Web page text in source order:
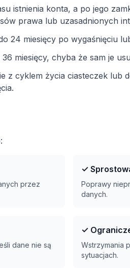
istnienia konta, a po jego
prawa lub uzasadnionych
24 miesięcy po wygaśnięciu
36 miesięcy, chyba że sam je
z cyklem życia ciasteczek lub
przez
✓
Poprawy
danych.
dane nie są
✓
Wstrzymania
sytuacjach.